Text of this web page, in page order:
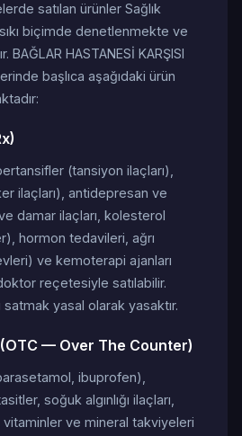
satılan ürünler Sağlık
sıkı biçimde denetlenmekte ve
BAĞLAR HASTANESİ KARŞISI
başlıca aşağıdaki ürün
(tansiyon ilaçları),
ilaçları), antidepresan ve
damar ilaçları, kolesterol
hormon tedavileri, ağrı
ve kemoterapi ajanları
reçetesiyle satılabilir.
yasal olarak yasaktır.
— Over The Counter)
ibuprofen),
soğuk algınlığı ilaçları,
ve mineral takviyeleri